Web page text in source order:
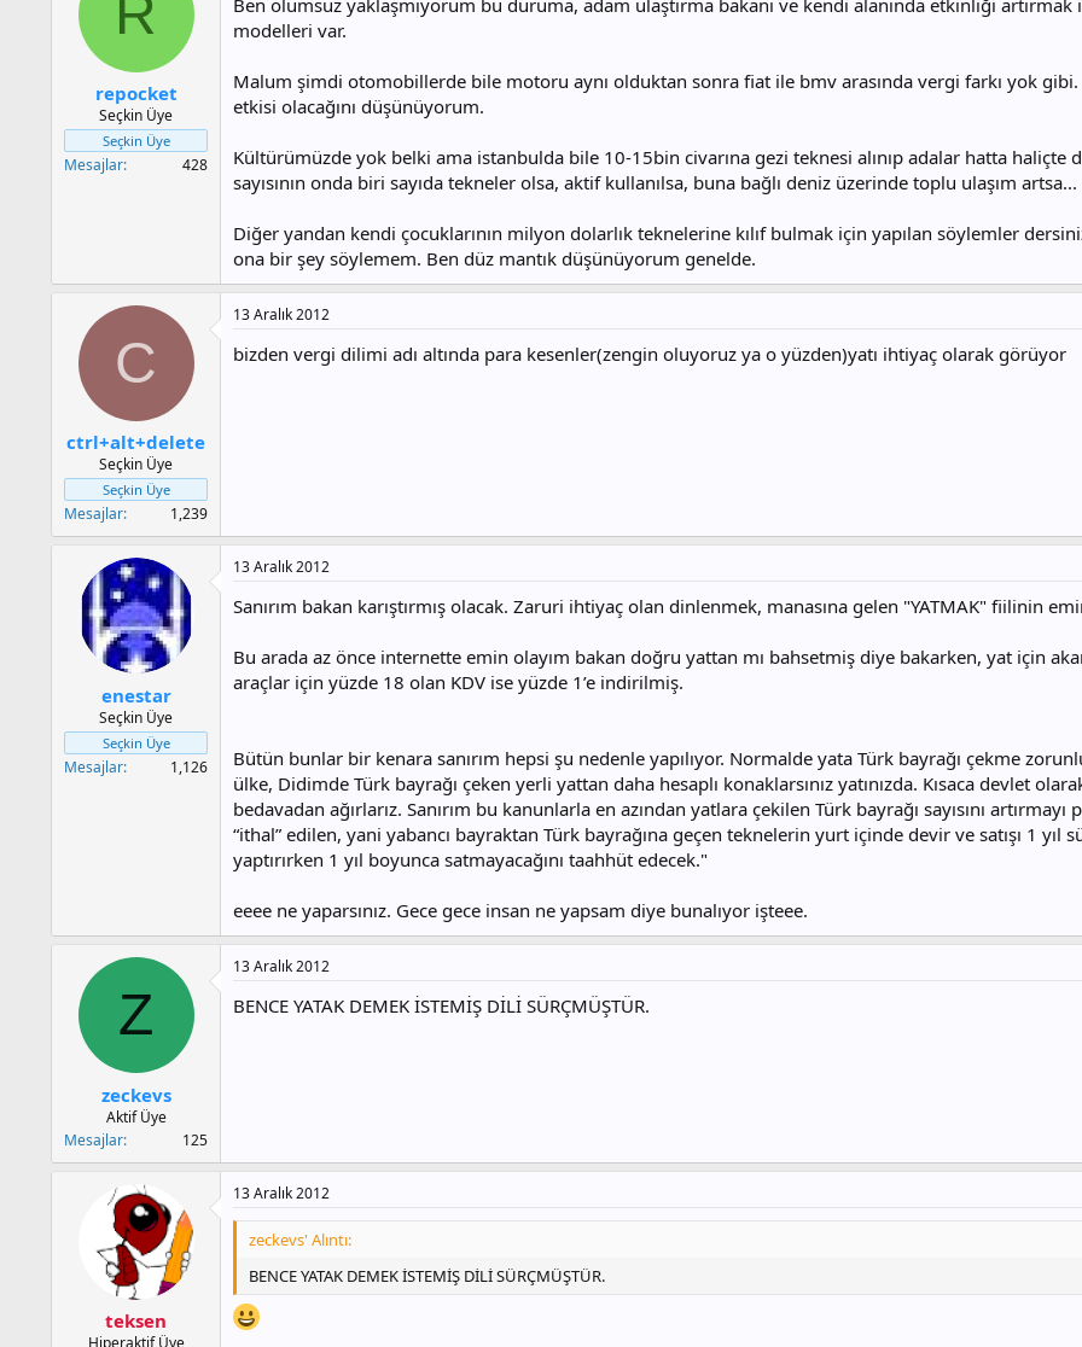
R
repocket
Seçkin Üye
Seçkin Üye
Mesajlar 428
modelleri var.
Malum şimdi otomobillerde bile motoru aynı olduktan sonra fiat ile bmv arasında vergi farkı yok
etkisi olacağını düşünüyorum.
Kültürümüzde yok belki ama istanbulda bile 10-15bin civarına gezi teknesi alınıp adalar hatta haliçte
sayısının onda biri sayıda tekneler olsa, aktif kullanılsa, buna bağlı deniz üzerinde toplu ulaşım artsa...
Diğer yandan kendi çocuklarının milyon dolarlık teknelerine kılıf bulmak için yapılan söylemler
ona bir şey söylemem. Ben düz mantık düşünüyorum genelde.
C
ctrl+alt+delete
Seçkin Üye
Seçkin Üye
Mesajlar 1,239
13 Aralık 2012
bizden vergi dilimi adı altında para kesenler(zengin oluyoruz ya o yüzden)yatı ihtiyaç olarak görüyor
enestar
Seçkin Üye
Seçkin Üye
Mesajlar 1,126
13 Aralık 2012
Sanırım bakan karıştırmış olacak. Zaruri ihtiyaç olan dinlenmek, manasına gelen "YATMAK" fiilinin
Bu arada az önce internette emin olayım bakan doğru yattan mı bahsetmiş diye bakarken, yat için
araçlar için yüzde 18 olan KDV ise yüzde 1’e indirilmiş.
Bütün bunlar bir kenara sanırım hepsi şu nedenle yapılıyor. Normalde yata Türk bayrağı çekme
ülke, Didimde Türk bayrağı çeken yerli yattan daha hesaplı konaklarsınız yatınızda. Kısaca devlet
bedavadan ağırlarız. Sanırım bu kanunlarla en azından yatlara çekilen Türk bayrağı sayısını
“ithal” edilen, yani yabancı bayraktan Türk bayrağına geçen teknelerin yurt içinde devir ve satışı 1
yaptırırken 1 yıl boyunca satmayacağını taahhüt edecek."
eeee ne yaparsınız. Gece gece insan ne yapsam diye bunalıyor işteee.
Z
zeckevs
Aktif Üye
Mesajlar
125
13 Aralık 2012
BENCE YATAK DEMEK İSTEMİŞ DİLİ SÜRÇMÜŞTÜR.
teksen
13 Aralık 2012
zeckevs' Alıntı:
BENCE YATAK DEMEK İSTEMİŞ DİLİ SÜRÇMÜŞTÜR.